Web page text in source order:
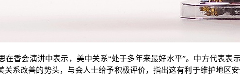
会演讲中表示，美中关系“处于多年来最好水平”。中方代表表
关系改善的势头，与会人士给予积极评价，指出这有利于维护地区